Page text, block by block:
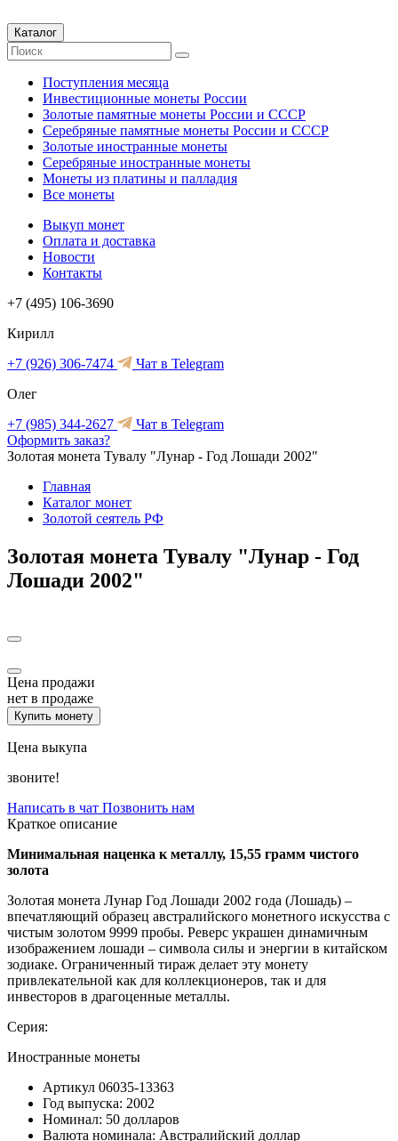
Каталог
Поступления месяца
Инвестиционные монеты России
Золотые памятные монеты России и СССР
Серебряные памятные монеты России и СССР
Золотые иностранные монеты
Серебряные иностранные монеты
Монеты из платины и палладия
Все монеты
Выкуп монет
Оплата и доставка
Новости
Контакты
+7 (495) 106-3690
Кирилл
+7 (926) 306-7474
Чат в Telegram
Олег
+7 (985) 344-2627
Чат в Telegram
Оформить заказ?
Золотая монета Тувалу "Лунар - Год Лошади 2002"
Главная
Каталог монет
Золотой сеятель РФ
Золотая монета Тувалу "Лунар - Год
Лошади 2002"
Цена продажи
нет в продаже
Купить монету
Цена выкупа
звоните!
Написать в чат Позвонить нам
Краткое описание
Минимальная наценка к металлу, 15,55 грамм чистого
золота
Золотая монета Лунар Год Лошади 2002 года (Лошадь) –
впечатляющий образец австралийского монетного искусства с
чистым золотом 9999 пробы. Реверс украшен динамичным
изображением лошади – символа силы и энергии в китайском
зодиаке. Ограниченный тираж делает эту монету
привлекательной как для коллекционеров, так и для
инвесторов в драгоценные металлы.
Серия:
Иностранные монеты
Артикул 06035-13363
Год выпуска: 2002
Номинал: 50 долларов
Валюта номинала: Австралийский доллар